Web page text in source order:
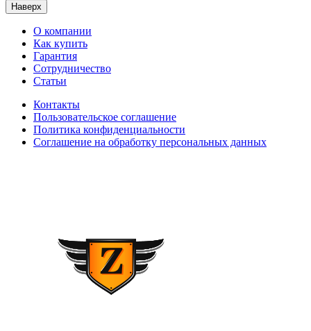
Наверх
О компании
Как купить
Гарантия
Сотрудничество
Статьи
Контакты
Пользовательское соглашение
Политика конфиденциальности
Соглашение на обработку персональных данных